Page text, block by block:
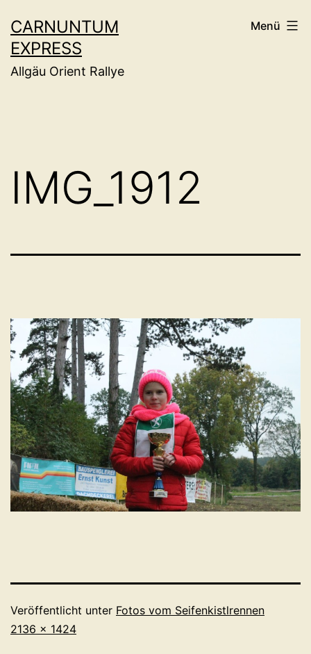
Inhalt
springen
CARNUNTUM
EXPRESS
Allgäu Orient Rallye
Menü
IMG_1912
Veröffentlicht unter Fotos vom Seifenkistlrennen
Originalgröße
2136 × 1424